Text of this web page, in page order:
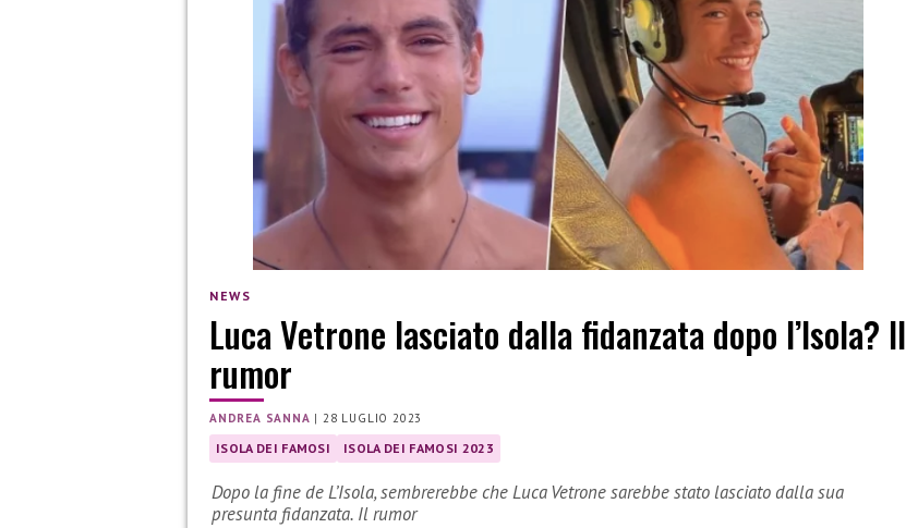
NEWS
Luca Vetrone lasciato dalla fidanzata dopo l’Isola? Il
rumor
ANDREA SANNA |28 LUGLIO 2023
ISOLA DEI FAMOSI ISOLA DEI FAMOSI 2023
Dopo la fine de L’Isola, sembrerebbe che Luca Vetrone sarebbe stato lasciato dalla sua
presunta fidanzata. Il rumor